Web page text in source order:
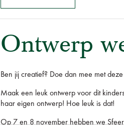
Ontwerp
Ben jij creatief? Doe dan mee met
Maak een leuk ontwerp voor dit
haar eigen ontwerp! Hoe leuk is dat!
Op 7 en 8 november hebben we